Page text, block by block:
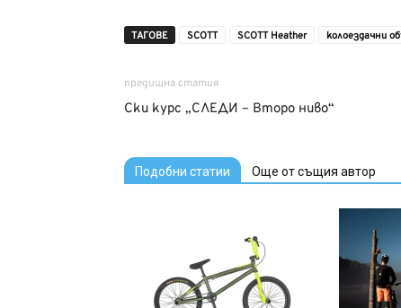
ТАГОВЕ SCOTT SCOTT Heather колоездачни
предишна статия
Ски курс „СЛЕДИ – Второ ниво“
Подобни статии Още от същия автор